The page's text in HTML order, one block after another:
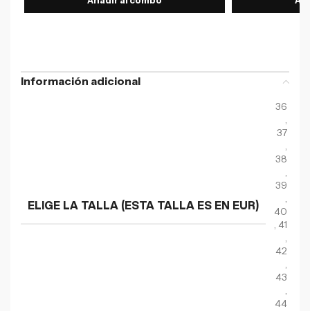
Información adicional
ELIGE LA TALLA (ESTA TALLA ES EN EUR)
36
,
37
,
38
,
39
,
40
, 41
,
42
,
43
,
44